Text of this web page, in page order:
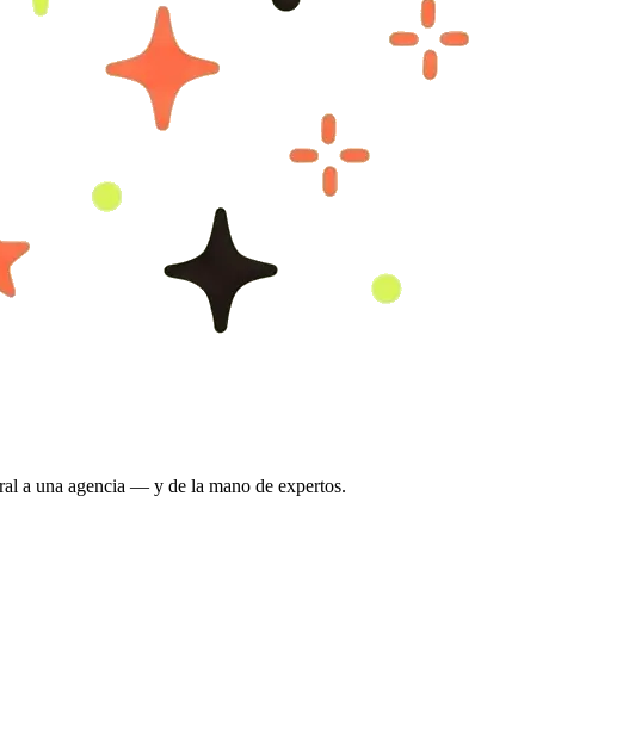
a una agencia — y de la mano de expertos.